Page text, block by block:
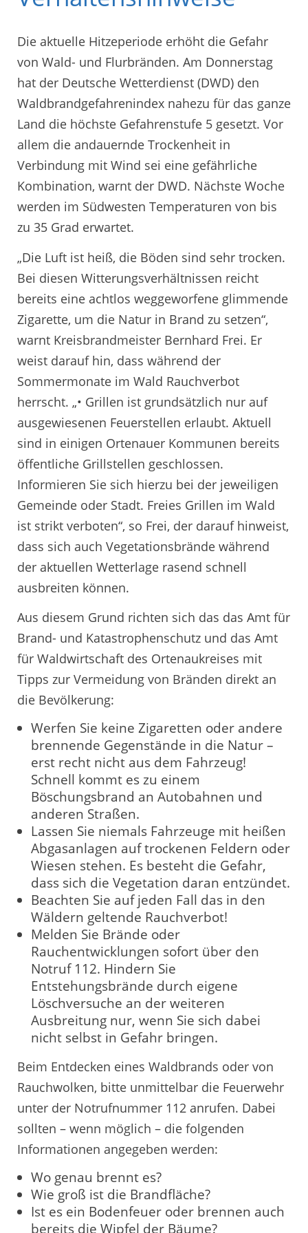
Die aktuelle Hitzeperiode erhöht die Gefahr
von Wald- und Flurbränden. Am Donnerstag
hat der Deutsche Wetterdienst (DWD) den
Waldbrandgefahrenindex nahezu für das ganze
Land die höchste Gefahrenstufe 5 gesetzt. Vor
allem die andauernde Trockenheit in
Verbindung mit Wind sei eine gefährliche
Kombination, warnt der DWD. Nächste Woche
werden im Südwesten Temperaturen von bis
zu 35 Grad erwartet.
„Die Luft ist heiß, die Böden sind sehr trocken.
Bei diesen Witterungsverhältnissen reicht
bereits eine achtlos weggeworfene glimmende
Zigarette, um die Natur in Brand zu setzen“,
warnt Kreisbrandmeister Bernhard Frei. Er
weist darauf hin, dass während der
Sommermonate im Wald Rauchverbot
herrscht. „• Grillen ist grundsätzlich nur auf
ausgewiesenen Feuerstellen erlaubt. Aktuell
sind in einigen Ortenauer Kommunen bereits
öffentliche Grillstellen geschlossen.
Informieren Sie sich hierzu bei der jeweiligen
Gemeinde oder Stadt. Freies Grillen im Wald
ist strikt verboten“, so Frei, der darauf hinweist,
dass sich auch Vegetationsbrände während
der aktuellen Wetterlage rasend schnell
ausbreiten können.
Aus diesem Grund richten sich das das Amt für
Brand- und Katastrophenschutz und das Amt
für Waldwirtschaft des Ortenaukreises mit
Tipps zur Vermeidung von Bränden direkt an
die Bevölkerung:
Werfen Sie keine Zigaretten oder andere
brennende Gegenstände in die Natur –
erst recht nicht aus dem Fahrzeug!
Schnell kommt es zu einem
Böschungsbrand an Autobahnen und
anderen Straßen.
Lassen Sie niemals Fahrzeuge mit heißen
Abgasanlagen auf trockenen Feldern oder
Wiesen stehen. Es besteht die Gefahr,
dass sich die Vegetation daran entzündet.
Beachten Sie auf jeden Fall das in den
Wäldern geltende Rauchverbot!
Melden Sie Brände oder
Rauchentwicklungen sofort über den
Notruf 112. Hindern Sie
Entstehungsbrände durch eigene
Löschversuche an der weiteren
Ausbreitung nur, wenn Sie sich dabei
nicht selbst in Gefahr bringen.
Beim Entdecken eines Waldbrands oder von
Rauchwolken, bitte unmittelbar die Feuerwehr
unter der Notrufnummer 112 anrufen. Dabei
sollten – wenn möglich – die folgenden
Informationen angegeben werden:
Wo genau brennt es?
Wie groß ist die Brandfläche?
Ist es ein Bodenfeuer oder brennen auch
bereits die Wipfel der Bäume?